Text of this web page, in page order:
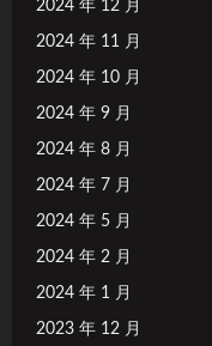
2024 年 12 月
2024 年 11 月
2024 年 10 月
2024 年 9 月
2024 年 8 月
2024 年 7 月
2024 年 5 月
2024 年 2 月
2024 年 1 月
2023 年 12 月